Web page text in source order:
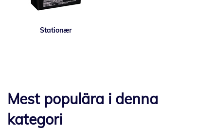
Stationær
Mest populära i denna
kategori